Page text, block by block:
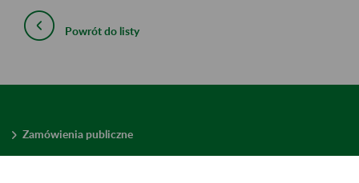
Powrót do listy
Zamówienia publiczne